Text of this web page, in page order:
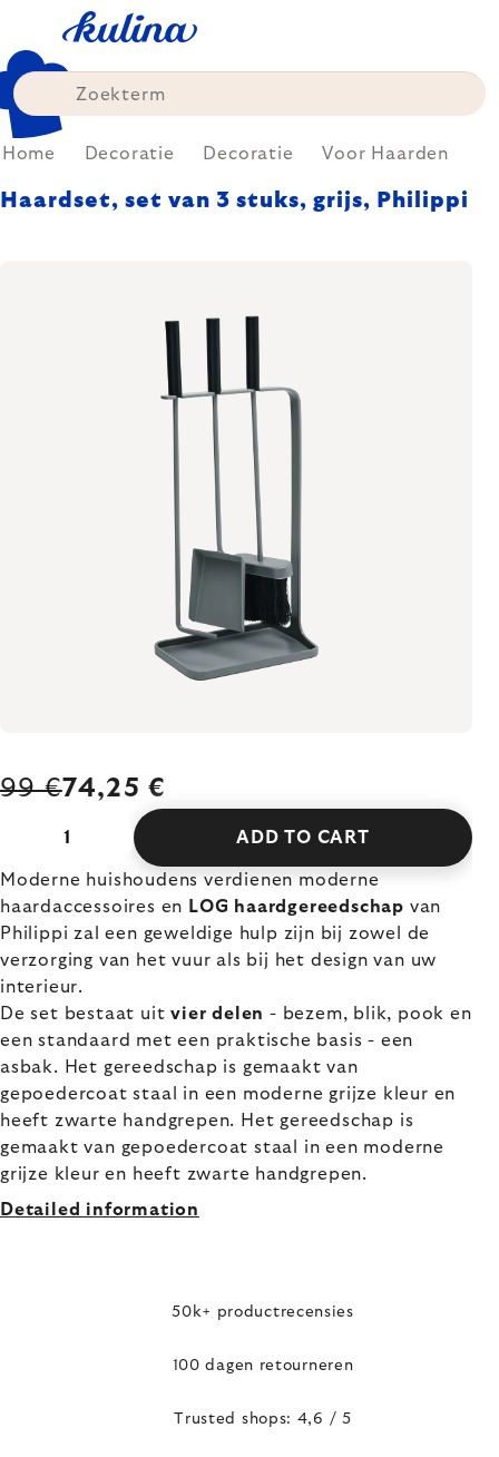
content
Home Decoratie Decoratie Voor Haarden
Haardset, set van 3 stuks, grijs, Philippi
99 €74,25 €
ADD TO CART
Moderne huishoudens verdienen moderne
haardaccessoires en LOG haardgereedschap van
Philippi zal een geweldige hulp zijn bij zowel de
verzorging van het vuur als bij het design van uw
interieur.
De set bestaat uitvier delen - bezem, blik, pook en
een standaard met een praktische basis - een
asbak. Het gereedschap is gemaakt van
gepoedercoat staal in een moderne grijze kleur en
heeft zwarte handgrepen. Het gereedschap is
gemaakt van gepoedercoat staal in een moderne
grijze kleur en heeft zwarte handgrepen.
Detailed information
50k+ productrecensies
100 dagen retourneren
Trusted shops: 4,6 / 5